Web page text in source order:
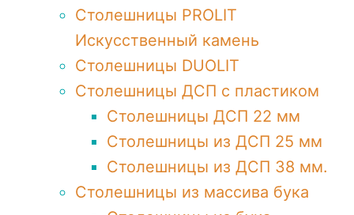
Столешницы PROLIT
Искусственный камень
Столешницы DUOLIT
Столешницы ДСП с пластиком
Столешницы ДСП 22 мм
Столешницы из ДСП 25 мм
Столешницы из ДСП 38 мм.
Столешницы из массива бука